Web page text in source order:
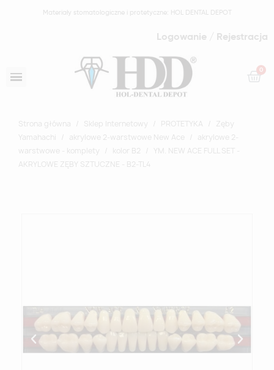
Materiały stomatologiczne i protetyczne: HOL DENTAL DEPOT
Logowanie / Rejestracja
Strona główna Sklep Internetowy PROTETYKA
Zęby
Yamahachi
akrylowe 2-warstwowe New Ace
akrylowe 2-
warstwowe - komplety
kolor B2
YM. NEW ACE FULL SET -
AKRYLOWE ZĘBY SZTUCZNE - B2-TL4